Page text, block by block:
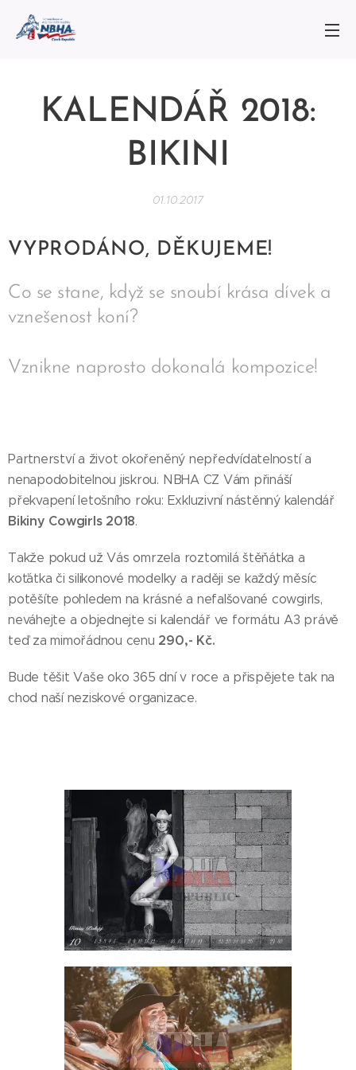
KALENDÁŘ 2018:
BIKINI
01.10.2017
VYPRODÁNO, DĚKUJEME!
Co se stane, když se snoubí krása dívek a
vznešenost koní?
Vznikne naprosto dokonalá kompozice!
Partnerství a život okořeněný nepředvídatelností a
nenapodobitelnou jiskrou. NBHA CZ Vám přináší
překvapení letošního roku: Exkluzivní nástěnný kalendář
Bikiny Cowgirls 2018.
Takže pokud už Vás omrzela roztomilá štěňátka a
koťátka či silikonové modelky a raději se každý měsíc
potěšíte pohledem na krásné a nefalšované cowgirls,
neváhejte a objednejte si kalendář ve formátu A3 právě
teď za mimořádnou cenu 290,- Kč.
Bude těšit Vaše oko 365 dní v roce a přispějete tak na
chod naší neziskové organizace.